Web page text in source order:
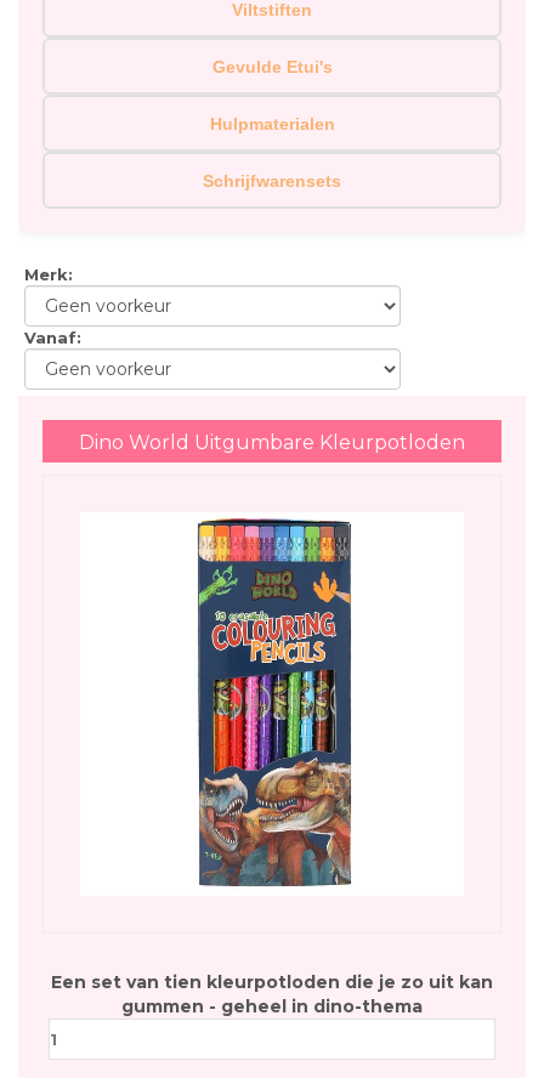
Viltstiften
Gevulde Etui's
Hulpmaterialen
Schrijfwarensets
Merk:
Vanaf:
Dino World Uitgumbare Kleurpotloden
Een set van tien kleurpotloden die je zo uit kan
gummen - geheel in dino-thema